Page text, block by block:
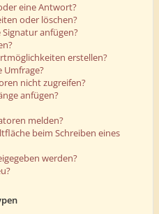
eine Antwort?
oder löschen?
anfügen?
erstellen?
Umfrage?
nicht zugreifen?
anfügen?
melden?
beim Schreiben eines
werden?